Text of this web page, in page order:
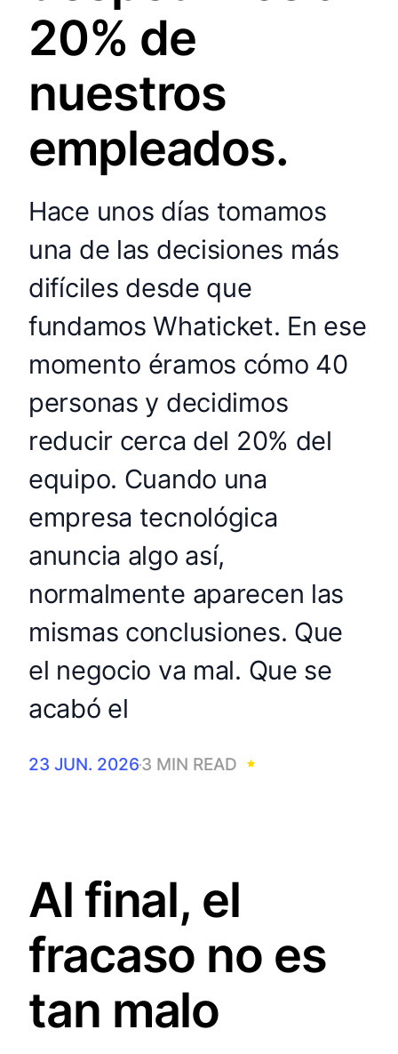
20% de
nuestros
empleados.
Hace unos días tomamos
una de las decisiones más
difíciles desde que
fundamos Whaticket. En ese
momento éramos cómo 40
personas y decidimos
reducir cerca del 20% del
equipo. Cuando una
empresa tecnológica
anuncia algo así,
normalmente aparecen las
mismas conclusiones. Que
el negocio va mal. Que se
acabó el
23 JUN. 20263 MIN READ
Al final, el
fracaso no es
tan malo